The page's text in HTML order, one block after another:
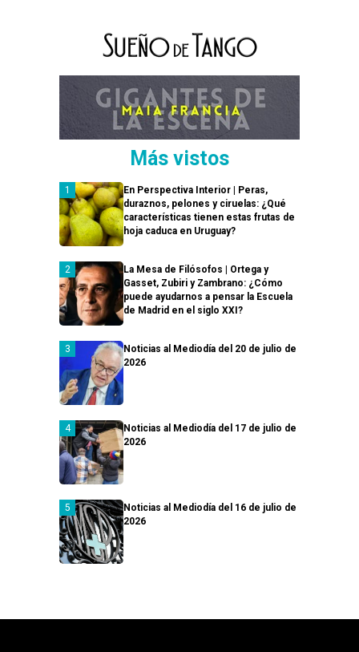
Más vistos
En Perspectiva Interior | Peras,
duraznos, pelones y ciruelas: ¿Qué
características tienen estas frutas de
hoja caduca en Uruguay?
La Mesa de Filósofos | Ortega y
Gasset, Zubiri y Zambrano: ¿Cómo
puede ayudarnos a pensar la Escuela
de Madrid en el siglo XXI?
Noticias al Mediodía del 20 de julio de
2026
Noticias al Mediodía del 17 de julio de
2026
Noticias al Mediodía del 16 de julio de
2026